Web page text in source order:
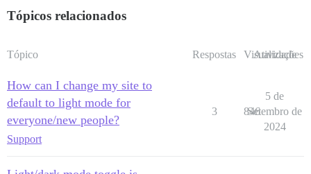
Tópicos relacionados
Tópico Respostas Visualizações
Atividade
How can I change my site to
default to light mode for
everyone/new people?
Support
3 846
5 de
Setembro de
2024